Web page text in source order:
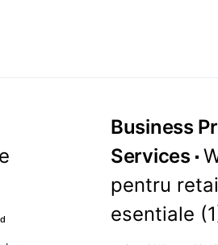
Business
Services
pentru
esentiale